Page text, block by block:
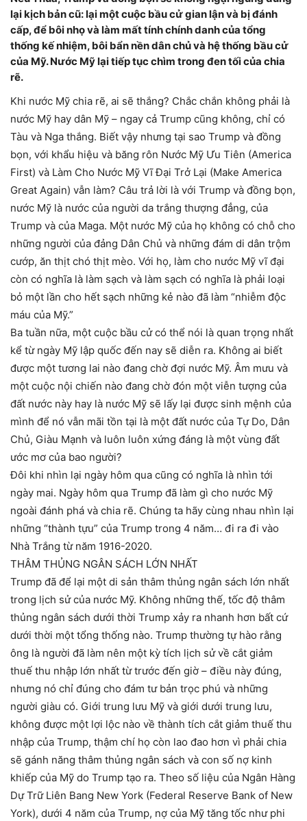
lại kịch bản cũ: lại một cuộc bầu cử gian lận và bị đánh
cấp, để bôi nhọ và làm mất tính chính danh của tổng
thống kế nhiệm, bôi bẩn nền dân chủ và hệ thống bầu cử
của Mỹ. Nước Mỹ lại tiếp tục chìm trong đen tối của chia
rẽ.
Khi nước Mỹ chia rẽ, ai sẽ thắng? Chắc chắn không phải là
nước Mỹ hay dân Mỹ – ngay cả Trump cũng không, chỉ có
Tàu và Nga thắng. Biết vậy nhưng tại sao Trump và đồng
bọn, với khẩu hiệu và băng rôn Nước Mỹ Ưu Tiên (America
First) và Làm Cho Nước Mỹ Vĩ Đại Trở Lại (Make America
Great Again) vẫn làm? Câu trả lời là với Trump và đồng bọn,
nước Mỹ là nước của người da trắng thượng đẳng, của
Trump và của Maga. Một nước Mỹ của họ không có chỗ cho
những người của đảng Dân Chủ và những đám di dân trộm
cướp, ăn thịt chó thịt mèo. Với họ, làm cho nước Mỹ vĩ đại
còn có nghĩa là làm sạch và làm sạch có nghĩa là phải loại
bỏ một lần cho hết sạch những kẻ nào đã làm “nhiễm độc
máu của Mỹ.”
Ba tuần nữa, một cuộc bầu cử có thể nói là quan trọng nhất
kể từ ngày Mỹ lập quốc đến nay sẽ diễn ra. Không ai biết
được một tương lai nào đang chờ đợi nước Mỹ. Âm mưu và
một cuộc nội chiến nào đang chờ đón một viễn tượng của
đất nước này hay là nước Mỹ sẽ lấy lại được sinh mệnh của
mình để nó vẫn mãi tồn tại là một đất nước của Tự Do, Dân
Chủ, Giàu Mạnh và luôn luôn xứng đáng là một vùng đất
ước mơ của bao người?
Đôi khi nhìn lại ngày hôm qua cũng có nghĩa là nhìn tới
ngày mai. Ngày hôm qua Trump đã làm gì cho nước Mỹ
ngoài đánh phá và chia rẽ. Chúng ta hãy cùng nhau nhìn lại
những “thành tựu” của Trump trong 4 năm… đi ra đi vào
Nhà Trắng từ năm 1916-2020.
THÂM THỦNG NGÂN SÁCH LỚN NHẤT
Trump đã để lại một di sản thâm thủng ngân sách lớn nhất
trong lịch sử của nước Mỹ. Không những thế, tốc độ thâm
thủng ngân sách dưới thời Trump xảy ra nhanh hơn bất cứ
dưới thời một tổng thống nào. Trump thường tự hào rằng
ông là người đã làm nên một kỳ tích lịch sử về cắt giảm
thuế thu nhập lớn nhất từ trước đến giờ – điều này đúng,
nhưng nó chỉ đúng cho đám tư bản trọc phú và những
người giàu có. Giới trung lưu Mỹ và giới dưới trung lưu,
không được một lợi lộc nào về thành tích cắt giảm thuế thu
nhập của Trump, thậm chí họ còn lao đao hơn vì phải chia
sẽ gánh năng thâm thủng ngân sách và con số nợ kinh
khiếp của Mỹ do Trump tạo ra. Theo số liệu của Ngân Hàng
Dự Trữ Liên Bang New York (Federal Reserve Bank of New
York), dưới 4 năm của Trump, nợ của Mỹ tăng tốc như phi